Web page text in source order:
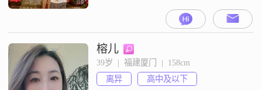
12001到20000元之间##3002##我的
性格比较随和易相处，平时也算是
个善解人意的人##3002##在与人相
处时，我觉得互相尊重##3001##信
任包容是很重要的，也希望未来的
另一半能和我三观契合##30
榕儿
39岁  |  福建厦门  |  158cm
离异
高中及以下